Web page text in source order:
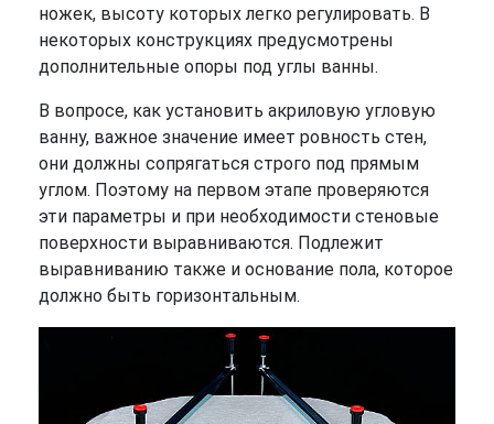
ножек, высоту которых легко регулировать. В
некоторых конструкциях предусмотрены
дополнительные опоры под углы ванны.
В вопросе, как установить акриловую угловую
ванну, важное значение имеет ровность стен,
они должны сопрягаться строго под прямым
углом. Поэтому на первом этапе проверяются
эти параметры и при необходимости стеновые
поверхности выравниваются. Подлежит
выравниванию также и основание пола, которое
должно быть горизонтальным.